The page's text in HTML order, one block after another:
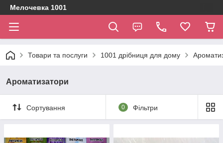
Мелочевка 1001
Товари та послуги 1001 дрібниця для дому
Ароматизатори
Сортування 0 Фільтри